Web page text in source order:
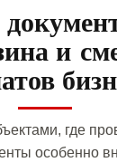
и
где
особенно